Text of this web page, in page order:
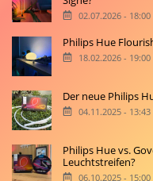
02.07.2026 -
Philips Hue
18.02.2026 -
Der neue Philips
04.11.2025 -
Philips Hue vs.
Leuchtstreifen?
06.10.2025 -